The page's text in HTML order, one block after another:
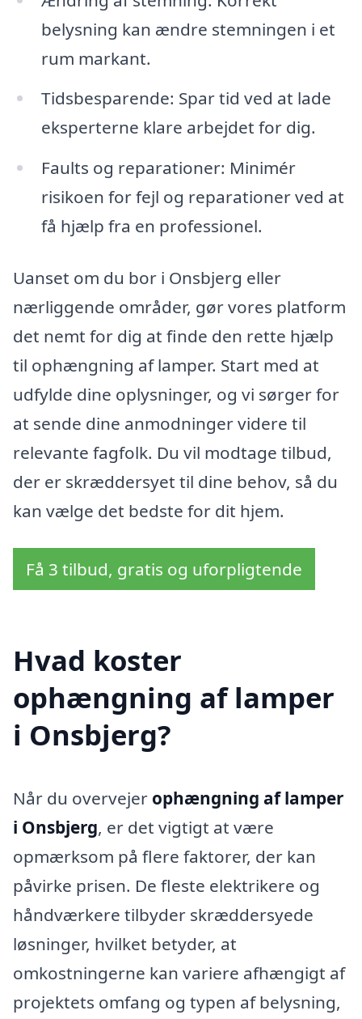
belysning kan ændre stemningen i et
rum markant.
Tidsbesparende: Spar tid ved at lade
eksperterne klare arbejdet for dig.
Faults og reparationer: Minimér
risikoen for fejl og reparationer ved at
få hjælp fra en professionel.
Uanset om du bor i Onsbjerg eller
nærliggende områder, gør vores platform
det nemt for dig at finde den rette hjælp
til ophængning af lamper. Start med at
udfylde dine oplysninger, og vi sørger for
at sende dine anmodninger videre til
relevante fagfolk. Du vil modtage tilbud,
der er skræddersyet til dine behov, så du
kan vælge det bedste for dit hjem.
Få 3 tilbud, gratis og uforpligtende
Hvad koster
ophængning af lamper
i Onsbjerg?
Når du overvejer ophængning af lamper
i Onsbjerg, er det vigtigt at være
opmærksom på flere faktorer, der kan
påvirke prisen. De fleste elektrikere og
håndværkere tilbyder skræddersyede
løsninger, hvilket betyder, at
omkostningerne kan variere afhængigt af
projektets omfang og typen af belysning,